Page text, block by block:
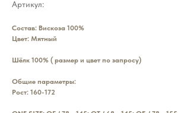
Артикул:
Состав: Вискоза 100%
Цвет: Мятный
Шёлк 100% ( размер и цвет по запросу)
Общие параметры:
Рост: 160-172